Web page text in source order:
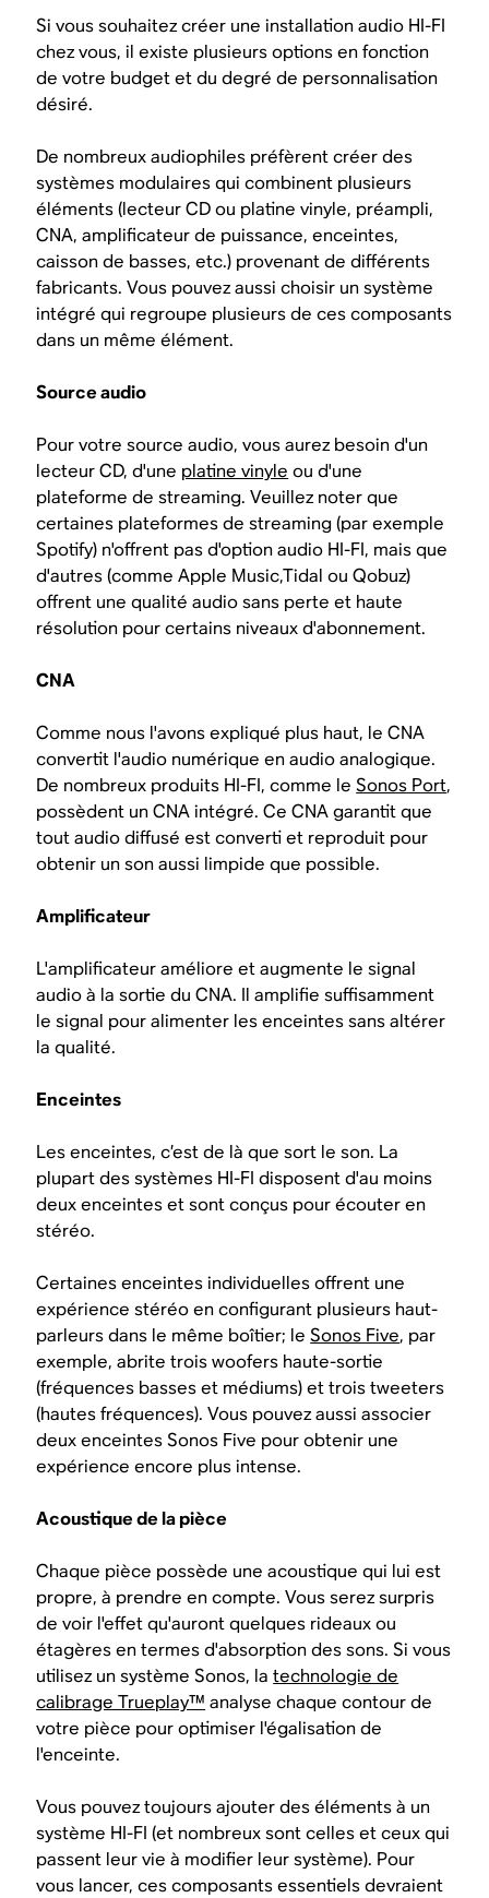
Si vous souhaitez créer une installation audio HI-FI
chez vous, il existe plusieurs options en fonction
de votre budget et du degré de personnalisation
désiré.
De nombreux audiophiles préfèrent créer des
systèmes modulaires qui combinent plusieurs
éléments (lecteur CD ou platine vinyle, préampli,
CNA, amplificateur de puissance, enceintes,
caisson de basses, etc.) provenant de différents
fabricants. Vous pouvez aussi choisir un système
intégré qui regroupe plusieurs de ces composants
dans un même élément.
Source audio
Pour votre source audio, vous aurez besoin d'un
lecteur CD, d'une platine vinyle ou d'une
plateforme de streaming. Veuillez noter que
certaines plateformes de streaming (par exemple
Spotify) n'offrent pas d'option audio HI-FI, mais que
d'autres (comme Apple Music,Tidal ou Qobuz)
offrent une qualité audio sans perte et haute
résolution pour certains niveaux d'abonnement.
CNA
Comme nous l'avons expliqué plus haut, le CNA
convertit l'audio numérique en audio analogique.
De nombreux produits HI-FI, comme leSonos Port,
possèdent un CNA intégré. Ce CNA garantit que
tout audio diffusé est converti et reproduit pour
obtenir un son aussi limpide que possible.
Amplificateur
L'amplificateur améliore et augmente le signal
audio à la sortie du CNA. Il amplifie suffisamment
le signal pour alimenter les enceintes sans altérer
la qualité.
Enceintes
Les enceintes, c’est de là que sort le son. La
plupart des systèmes HI-FI disposent d'au moins
deux enceintes et sont conçus pour écouter en
stéréo.
Certaines enceintes individuelles offrent une
expérience stéréo en configurant plusieurs haut-
parleurs dans le même boîtier; leSonos Five, par
exemple, abrite trois woofers haute-sortie
(fréquences basses et médiums) et trois tweeters
(hautes fréquences). Vous pouvez aussi associer
deux enceintes Sonos Five pour obtenir une
expérience encore plus intense.
Acoustique de la pièce
Chaque pièce possède une acoustique qui lui est
propre, à prendre en compte. Vous serez surpris
de voir l'effet qu'auront quelques rideaux ou
étagères en termes d'absorption des sons. Si vous
utilisez un système Sonos, latechnologie de
calibrage Trueplay™ analyse chaque contour de
votre pièce pour optimiser l'égalisation de
l'enceinte.
Vous pouvez toujours ajouter des éléments à un
système HI-FI (et nombreux sont celles et ceux qui
passent leur vie à modifier leur système). Pour
vous lancer, ces composants essentiels devraient